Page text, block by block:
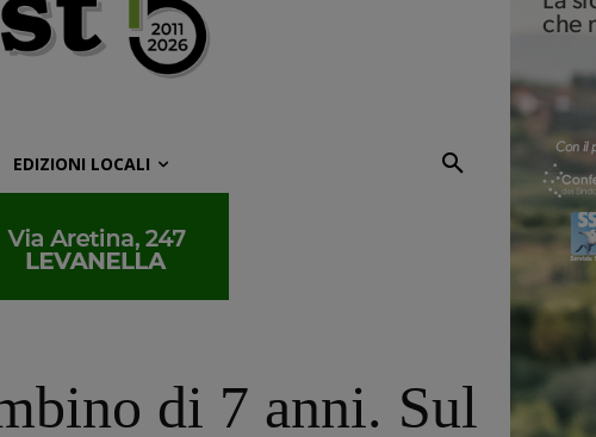
EDIZIONI LOCALI
di 7 anni. Sul